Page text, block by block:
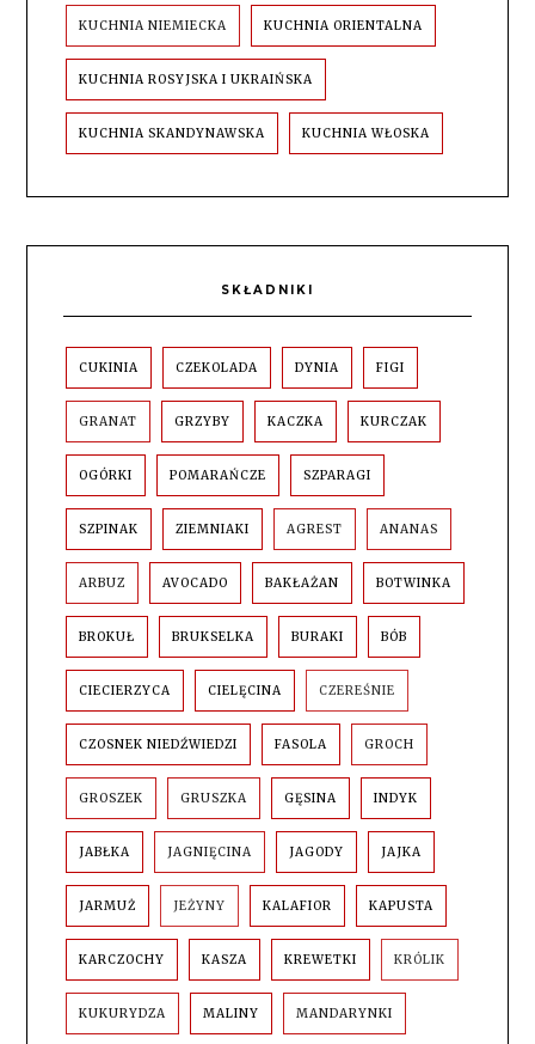
KUCHNIA NIEMIECKA KUCHNIA ORIENTALNA
KUCHNIA ROSYJSKA I UKRAIŃSKA
KUCHNIA SKANDYNAWSKA KUCHNIA WŁOSKA
SKŁADNIKI
CUKINIA CZEKOLADA DYNIA FIGI
GRANAT GRZYBY KACZKA KURCZAK
OGÓRKI POMARAŃCZE SZPARAGI
SZPINAK ZIEMNIAKI AGREST ANANAS
ARBUZ AVOCADO BAKŁAŻAN BOTWINKA
BROKUŁ BRUKSELKA BURAKI BÓB
CIECIERZYCA CIELĘCINA CZEREŚNIE
CZOSNEK NIEDŹWIEDZI FASOLA GROCH
GROSZEK GRUSZKA GĘSINA INDYK
JABŁKA JAGNIĘCINA JAGODY JAJKA
JARMUŻ JEŻYNY KALAFIOR KAPUSTA
KARCZOCHY KASZA KREWETKI KRÓLIK
KUKURYDZA MALINY MANDARYNKI